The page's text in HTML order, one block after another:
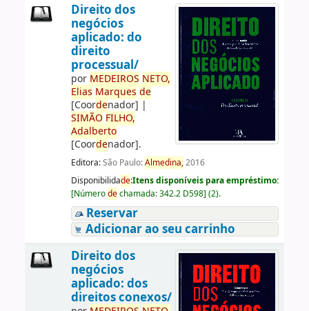
Direito dos
negócios
aplicado: do
direito
processual/
por MEDEIROS NETO,
Elias Marques de
[Coordenador] |
SIMÃO FILHO,
Adalberto
[Coordenador].
Editora:São Paulo:Almedina,2016
Disponibilidade:Itens disponíveis para empréstimo:
[Númerodechamada:342.2 D598] (2).
Reservar
Adicionar ao seu carrinho
Direito dos
negócios
aplicado: dos
direitos conexos/